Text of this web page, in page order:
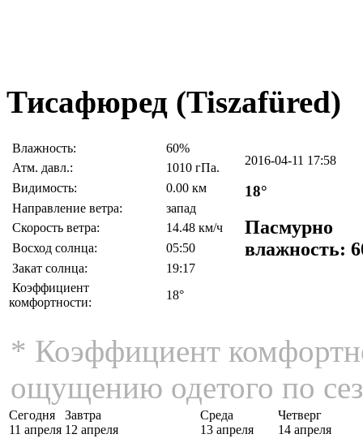
Тисафюред (Tiszafüred)
Влажность:
60%
2016-04-11 17:58
18°
Пасмурно
влажность:
Атм. давл.:
1010 гПа.
Видимость:
0.00 км
Направление ветра:
запад
Скорость ветра:
14.48 км/ч
Восход солнца:
05:50
Закат солнца:
19:17
Коэффициент
комфортности:
18°
* Коэффициент
ощущению одетого по
Сегодня
11 апреля
Завтра
12 апреля
Среда
13 апреля
Четверг
14 апреля